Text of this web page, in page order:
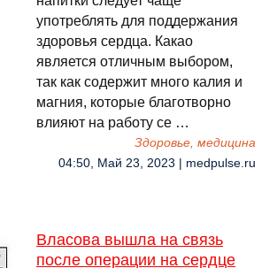
употреблять для поддержания
здоровья сердца. Какао
является отличным выбором,
так как содержит много калия и
магния, которые благотворно
влияют на работу се …
Здоровье, медицина
04:50, Май 23, 2023 | medpulse.ru
Власова вышла на связь
после операции на сердце